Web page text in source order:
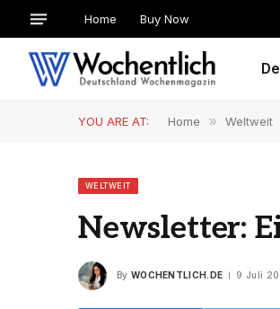
Home Buy Now
YOU ARE AT: Home » Weltweit
WELTWEIT
Newsletter:
By WOCHENTLICH.DE 9 Juli